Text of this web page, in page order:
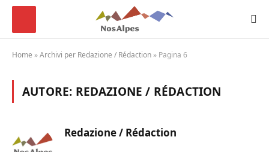
Home »Archivi per Redazione / Rédaction » Pagina 6
AUTORE: REDAZIONE / RÉDACTION
Redazione / Rédaction